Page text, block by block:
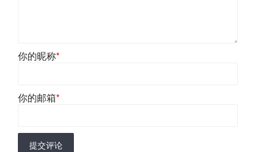
你的昵称*
你的邮箱*
提交评论